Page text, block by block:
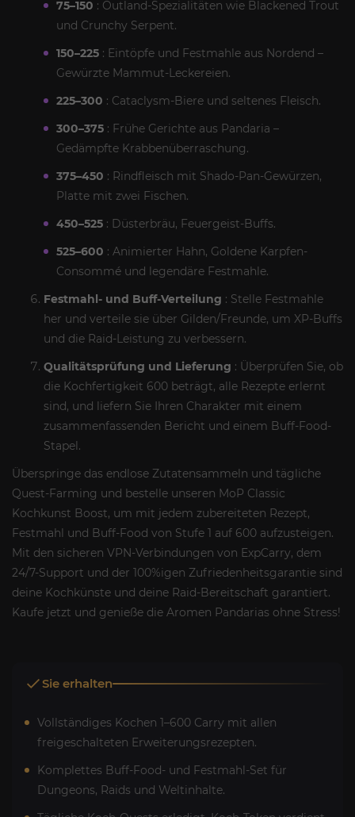
75–150 : Outland-Spezialitäten wie Blackened Trout
und Crunchy Serpent.
150–225 : Eintöpfe und Festmahle aus Nordend –
Gewürzte Mammut-Leckereien.
225–300 : Cataclysm-Biere und seltenes Fleisch.
300–375 : Frühe Gerichte aus Pandaria –
Gedämpfte Krabbenüberraschung.
375–450 : Rindfleisch mit Shado-Pan-Gewürzen,
Platte mit zwei Fischen.
450–525 : Düsterbräu, Feuergeist-Buffs.
525–600 : Animierter Hahn, Goldene Karpfen-
Consommé und legendäre Festmahle.
Festmahl- und Buff-Verteilung : Stelle Festmahle
her und verteile sie über Gilden/Freunde, um XP-Buffs
und die Raid-Leistung zu verbessern.
Qualitätsprüfung und Lieferung : Überprüfen Sie, ob
die Kochfertigkeit 600 beträgt, alle Rezepte erlernt
sind, und liefern Sie Ihren Charakter mit einem
zusammenfassenden Bericht und einem Buff-Food-
Stapel.
Überspringe das endlose Zutatensammeln und tägliche
Quest-Farming und bestelle unseren MoP Classic
Kochkunst Boost, um mit jedem zubereiteten Rezept,
Festmahl und Buff-Food von Stufe 1 auf 600 aufzusteigen.
Mit den sicheren VPN-Verbindungen von ExpCarry, dem
24/7-Support und der 100%igen Zufriedenheitsgarantie sind
deine Kochkünste und deine Raid-Bereitschaft garantiert.
Kaufe jetzt und genieße die Aromen Pandarias ohne Stress!
Sie erhalten
Vollständiges Kochen 1–600 Carry mit allen
freigeschalteten Erweiterungsrezepten.
Komplettes Buff-Food- und Festmahl-Set für
Dungeons, Raids und Weltinhalte.